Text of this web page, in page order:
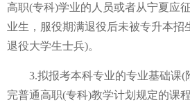
高职(专科)学业的人员或者从宁夏应
业生，服役期满退役后未被专升本招
退役大学生士兵)。
3.拟报考本科专业的专业基础课(
完普通高职(专科)教学计划规定的课